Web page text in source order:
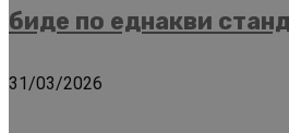
биде по еднакви
31/03/2026